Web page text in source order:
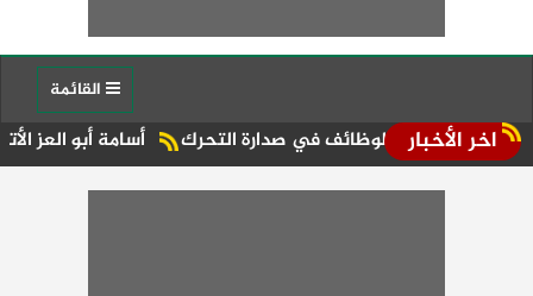
اخر الأخبار أسامة أبو العز الأتربي: 7 سنوات من النجاح لـ«أمورادا».. ونواصل تنفيذ رؤيتنا لتعزيز مكانة آفاق بالسوق العقارية والوظائف في صدارة التحرك